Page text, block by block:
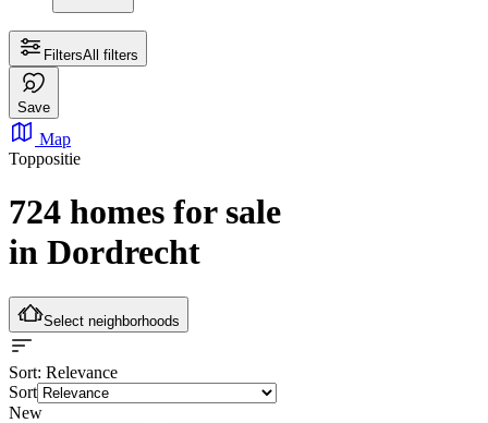
FiltersAll filters
Save
Map
Toppositie
724 homes for sale
in Dordrecht
Select neighborhoods
Sort: Relevance
Sort
New